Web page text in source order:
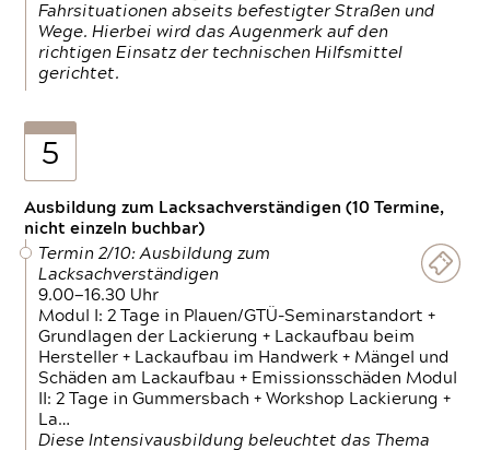
Fahrsituationen abseits befestigter Straßen und
Wege. Hierbei wird das Augenmerk auf den
richtigen Einsatz der technischen Hilfsmittel
gerichtet.
5
Ausbildung zum Lacksachverständigen (10 Termine,
nicht einzeln buchbar)
Termin 2/10: Ausbildung zum
Lacksachverständigen
9.00—16.30 Uhr
Modul I: 2 Tage in Plauen/GTÜ-Seminarstandort +
Grundlagen der Lackierung + Lackaufbau beim
Hersteller + Lackaufbau im Handwerk + Mängel und
Schäden am Lackaufbau + Emissionsschäden Modul
II: 2 Tage in Gummersbach + Workshop Lackierung +
La…
Diese Intensivausbildung beleuchtet das Thema